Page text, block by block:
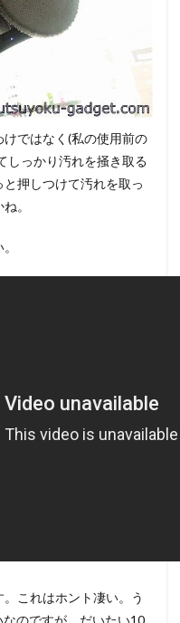
ではなく(私の使用前の
しっかり汚れを掻き取る
押しつけて汚れを取っ
。
これはホント凄い。う